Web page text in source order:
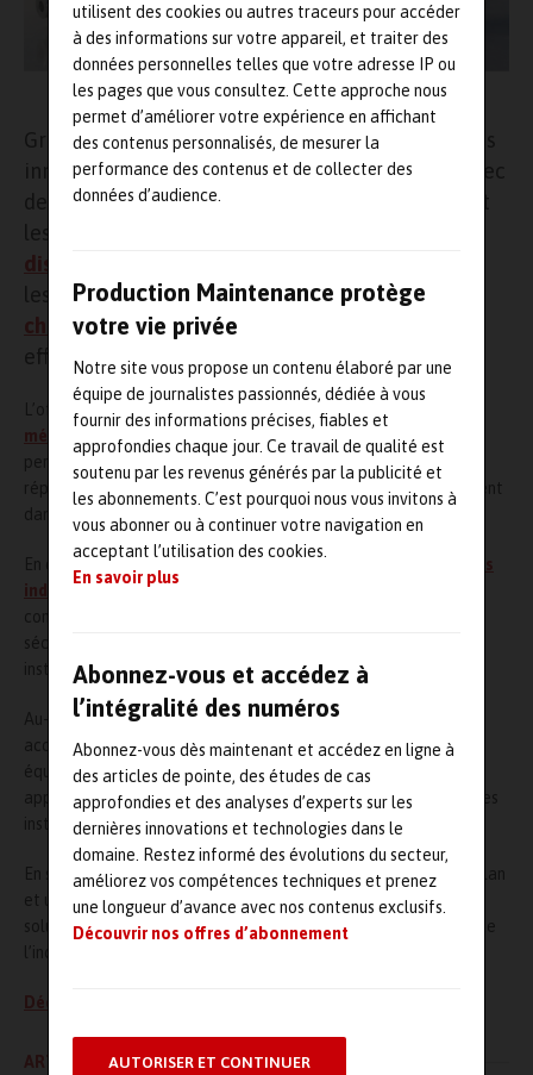
utilisent des cookies ou autres traceurs pour accéder
à des informations sur votre appareil, et traiter des
données personnelles telles que votre adresse IP ou
les pages que vous consultez. Cette approche nous
permet d’améliorer votre expérience en affichant
des contenus personnalisés, de mesurer la
performance des contenus et de collecter des
données d’audience.
Production Maintenance protège
votre vie privée
Notre site vous propose un contenu élaboré par une
équipe de journalistes passionnés, dédiée à vous
fournir des informations précises, fiables et
approfondies chaque jour. Ce travail de qualité est
soutenu par les revenus générés par la publicité et
les abonnements. C’est pourquoi nous vous invitons à
vous abonner ou à continuer votre navigation en
acceptant l’utilisation des cookies.
En savoir plus
Abonnez-vous et accédez à
l’intégralité des numéros
Abonnez-vous dès maintenant et accédez en ligne à
des articles de pointe, des études de cas
approfondies et des analyses d’experts sur les
dernières innovations et technologies dans le
domaine. Restez informé des évolutions du secteur,
améliorez vos compétences techniques et prenez
une longueur d’avance avec nos contenus exclusifs.
Découvrir nos offres d’abonnement
AUTORISER ET CONTINUER
Grâce à une sélection rigoureuse de technologies
innovantes, RECOWA accompagne ses clients avec
des équipements à forte valeur ajoutée, incluant
les
distillation moléculaire
les plus complexes, ainsi que deséchangeurs de
chaleurpour garantir un transfert thermique
efficace et fiable.
L’offre RECOWA couvre également une large gamme de
mélangeurs magnétiques
et agitations mécanique
permettant d’assurer une homogénéisation optimale tout en
répondant aux exigences aseptiques les plus strictes, notamment
dans les applications pharmaceutiques et biotechnologiques.
En complément, RECOWA propose des
vannes et robinetteries
industrielles
ainsi que des composants pour
conçus pour répondre aux normes internationales et garantir
sécurité, fiabilité et conformité réglementaire dans les
installations critiques.
Au-delà des équipements, RECOWA se distingue par son
accompagnement global : conseil technique, sélection des
équipements, support projet et assistance sur site. Cette
approche permet d’optimiser durablement les performances des
installations tout en sécurisant les opérations de production.
En s’appuyant sur des partenaires technologiques de premier plan
et une forte proximité avec ses clients, RECOWA apporte des
solutions sur mesure adaptées aux exigences les plus élevées de
l’industrie moderne.
Découvrir toutes les solutions RECOWA
ARTICLE PRÉCÉDENT